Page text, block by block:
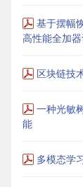
基于摆幅
高性能全加
区块链技
一种光敏
能
多模态学